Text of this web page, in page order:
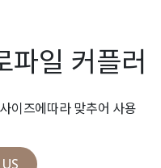
파일 커플러
이즈에따라 맞추어 사용